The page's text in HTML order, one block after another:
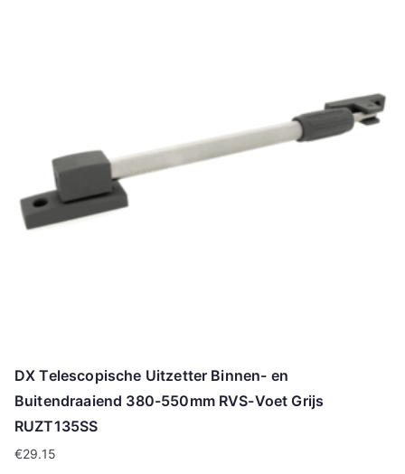
DX Telescopische Uitzetter Binnen- en
Buitendraaiend 380-550mm RVS-Voet Grijs
RUZT135SS
€29.15